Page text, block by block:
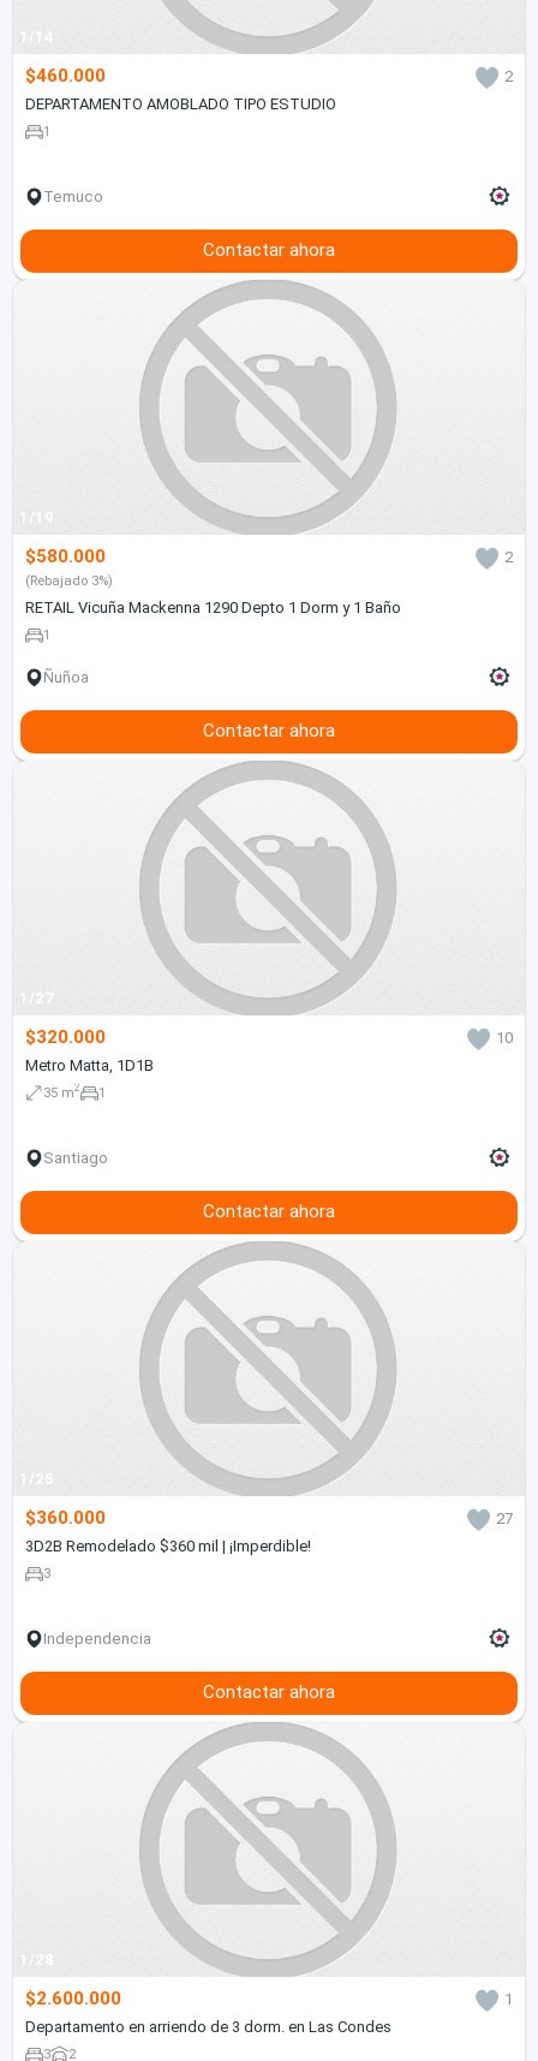
1/14
$460.000
2
DEPARTAMENTO AMOBLADO TIPO ESTUDIO
1
Temuco
Contactar ahora
1/19
$580.000 2
(Rebajado 3%)
RETAIL Vicuña Mackenna 1290 Depto 1 Dorm y 1 Baño
1
Ñuñoa
Contactar ahora
1/27
$320.000
10
Metro Matta, 1D1B
35 m2 1
Santiago
Contactar ahora
1/25
$360.000
27
3D2B Remodelado $360 mil | ¡Imperdible!
3
Independencia
Contactar ahora
1/28
$2.600.000
1
Departamento en arriendo de 3 dorm. en Las Condes
3 2